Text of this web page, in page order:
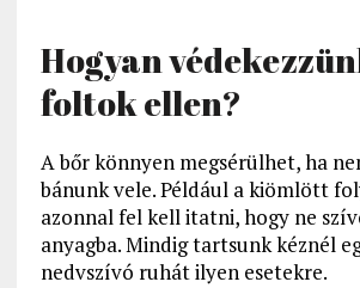
Hogyan
foltok ellen?
A bőr könnyen megsérülhet, ha
bánunk vele. Például a kiömlött
azonnal fel kell itatni, hogy ne
anyagba. Mindig tartsunk kéznél
nedvszívó ruhát ilyen esetekre.